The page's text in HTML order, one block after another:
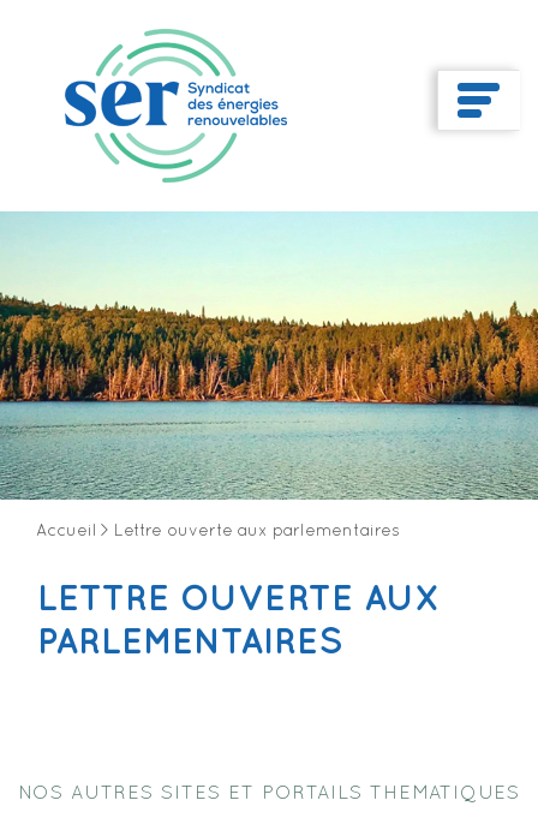
Accueil > Lettre ouverte aux parlementaires
LETTRE OUVERTE AUX
PARLEMENTAIRES
NOS AUTRES SITES ET PORTAILS THEMATIQUES